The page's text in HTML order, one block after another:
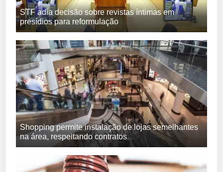
STF adia decisão sobre revistas íntimas em
presídios para reformulação
Shopping permite instalação de lojas semelhantes
na área, respeitando contratos